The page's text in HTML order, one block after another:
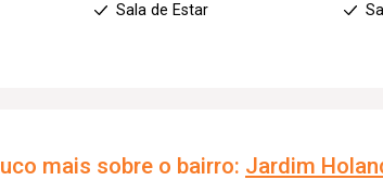
Sala de Estar
mais sobre o bairro: Jardim